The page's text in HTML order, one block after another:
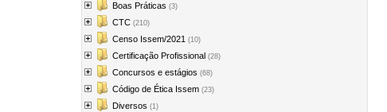
Boas Práticas (3)
CTC (210)
Censo Issem/2021 (10)
Certificação Profissional (28)
Concursos e estágios (68)
Código de Ética Issem (23)
Diversos (1)